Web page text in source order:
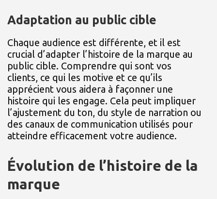
Adaptation au public cible
Chaque audience est différente, et il est
crucial d’adapter l’histoire de la marque au
public cible. Comprendre qui sont vos
clients, ce qui les motive et ce qu’ils
apprécient vous aidera à façonner une
histoire qui les engage. Cela peut impliquer
l’ajustement du ton, du style de narration ou
des canaux de communication utilisés pour
atteindre efficacement votre audience.
Évolution de l’histoire de la
marque